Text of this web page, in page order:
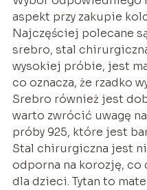
aspekt przy zakupie
Najczęściej polecane
srebro, stal chirurgiczna
wysokiej próbie, jest
co oznacza, że rzadko
Srebro również jest
warto zwrócić uwagę
próby 925, które jest
Stal chirurgiczna jest
odporna na korozję, co
dla dzieci. Tytan to